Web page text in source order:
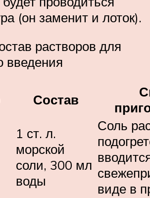
(он заменит и лоток).
растворов для
введения
Состав
1 ст. л.
морской
соли, 300 мл
воды
Соль
виде в